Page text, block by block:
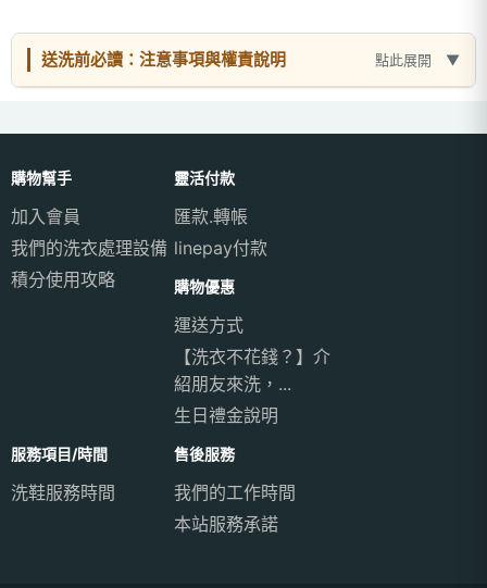
送洗前必讀：注意事項與權責說明 點此展開
購物幫手
加入會員
我們的洗衣處理設備
積分使用攻略
靈活付款
匯款.轉帳
linepay付款
購物優惠
運送方式
【洗衣不花錢？】介
紹朋友來洗，...
生日禮金說明
服務項目/時間
洗鞋服務時間
售後服務
我們的工作時間
本站服務承諾